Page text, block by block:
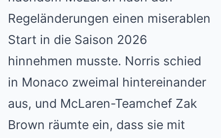
Regeländerungen einen miserablen
Start in die Saison 2026
hinnehmen musste. Norris schied
in Monaco zweimal hintereinander
aus, und McLaren-Teamchef Zak
Brown räumte ein, dass sie mit